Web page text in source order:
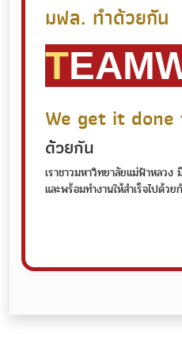
มฟล. ทําด้วยกัน
T
We get it
ด้วยกัน
เราชาวมหาวิทยาลัยแม่ฟ้าหลวง
และพร้อมทํางานให้สําเร็จไปด้วย